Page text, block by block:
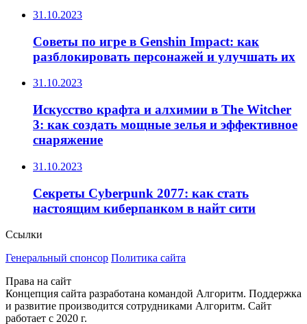
31.10.2023
Советы по игре в Genshin Impact: как
разблокировать персонажей и улучшать их
31.10.2023
Искусство крафта и алхимии в The Witcher
3: как создать мощные зелья и эффективное
снаряжение
31.10.2023
Секреты Cyberpunk 2077: как стать
настоящим киберпанком в найт сити
Ссылки
Генеральный спонсор Политика сайта
Права на сайт
Концепция сайта разработана командой Алгоритм. Поддержка
и развитие производится сотрудниками Алгоритм. Сайт
работает с 2020 г.